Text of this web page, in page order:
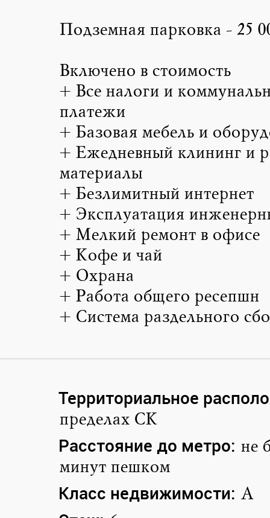
Подземная парковка - 25
Включено в стоимость
+ Все налоги и
платежи
+ Базовая мебель и
+ Ежедневный клининг и
материалы
+ Безлимитный интернет
+ Эксплуатация
+ Мелкий ремонт в офисе
+ Кофе и чай
+ Охрана
+ Работа общего ресепшн
+ Система раздельного
Территориальное
пределах СК
Расстояние до метро: не
минут пешком
Класс недвижимости: A